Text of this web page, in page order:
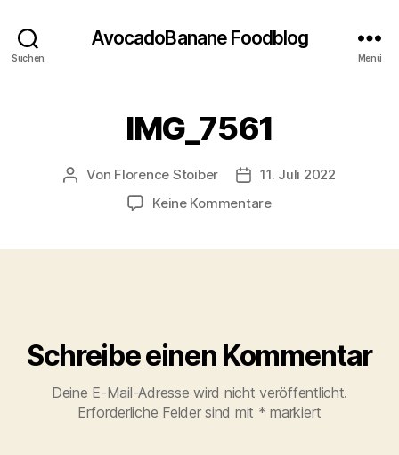
Suchen
AvocadoBanane Foodblog
Menü
IMG_7561
Beitragsautor
Von Florence Stoiber Veröffentlichungsdatum
11. Juli 2022
Keine Kommentarezu
Schreibe einen Kommentar
Deine E-Mail-Adresse wird nicht veröffentlicht.
Erforderliche Felder sind mit * markiert